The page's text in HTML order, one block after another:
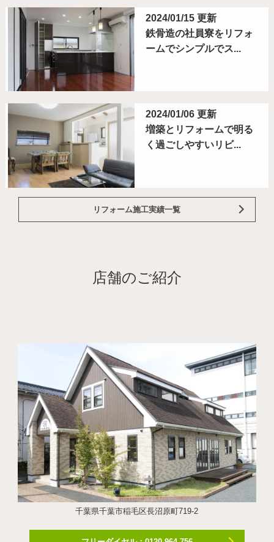
2024/01/15 更新
鉄骨造の社員寮をリフォ
ームでシンプルでス...
2024/01/06 更新
増築とリフォームで明る
く過ごしやすいリビ...
リフォーム施工実績一覧
店舗のご紹介
千葉県千葉市稲毛区長沼原町719-2